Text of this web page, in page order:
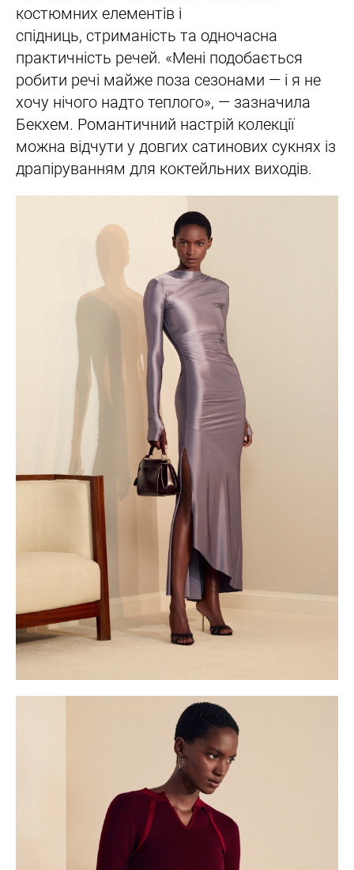
костюмних елементів і
спідниць, стриманість та одночасна
практичність речей. «Мені подобається
робити речі майже поза сезонами — і я не
хочу нічого надто теплого», — зазначила
Бекхем. Романтичний настрій колекції
можна відчути у довгих сатинових сукнях із
драпіруванням для коктейльних виходів.